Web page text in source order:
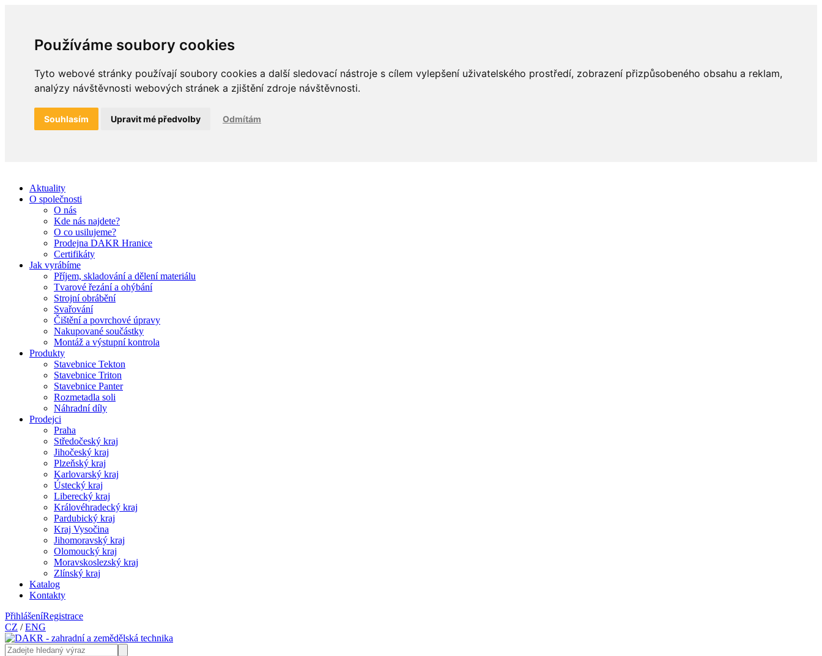
Používáme soubory cookies
Tyto webové stránky používají soubory cookies a další sledovací nástroje s cílem vylepšení uživatelského prostředí, zobrazení přizpůsobeného obsahu a reklam,
analýzy návštěvnosti webových stránek a zjištění zdroje návštěvnosti.
Souhlasím Odmítám
Upravit mé předvolby
Aktuality
O společnosti
O nás
Kde nás najdete?
O co usilujeme?
Prodejna DAKR Hranice
Certifikáty
Jak vyrábíme
Příjem, skladování a dělení materiálu
Tvarové řezání a ohýbání
Strojní obrábění
Svařování
Čištění a povrchové úpravy
Nakupované součástky
Montáž a výstupní kontrola
Produkty
Stavebnice Tekton
Stavebnice Triton
Stavebnice Panter
Rozmetadla soli
Náhradní díly
Prodejci
Praha
Středočeský kraj
Jihočeský kraj
Plzeňský kraj
Karlovarský kraj
Ústecký kraj
Liberecký kraj
Královéhradecký kraj
Pardubický kraj
Kraj Vysočina
Jihomoravský kraj
Olomoucký kraj
Moravskoslezský kraj
Zlínský kraj
Katalog
Kontakty
PřihlášeníRegistrace
CZ /ENG